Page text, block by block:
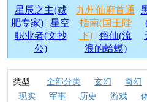
星辰之主(减
肥专家) | 星空
职业者(文抄
公)
九州仙府首通
指南(国王陛
下)| 俗仙(流
浪的蛤蟆)
类型 全部分类 玄幻 奇幻
现实
军事 历史 游戏